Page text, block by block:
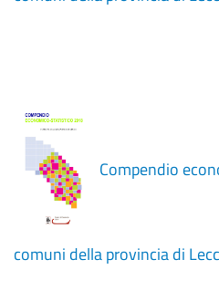
Compendio
comuni della provincia di